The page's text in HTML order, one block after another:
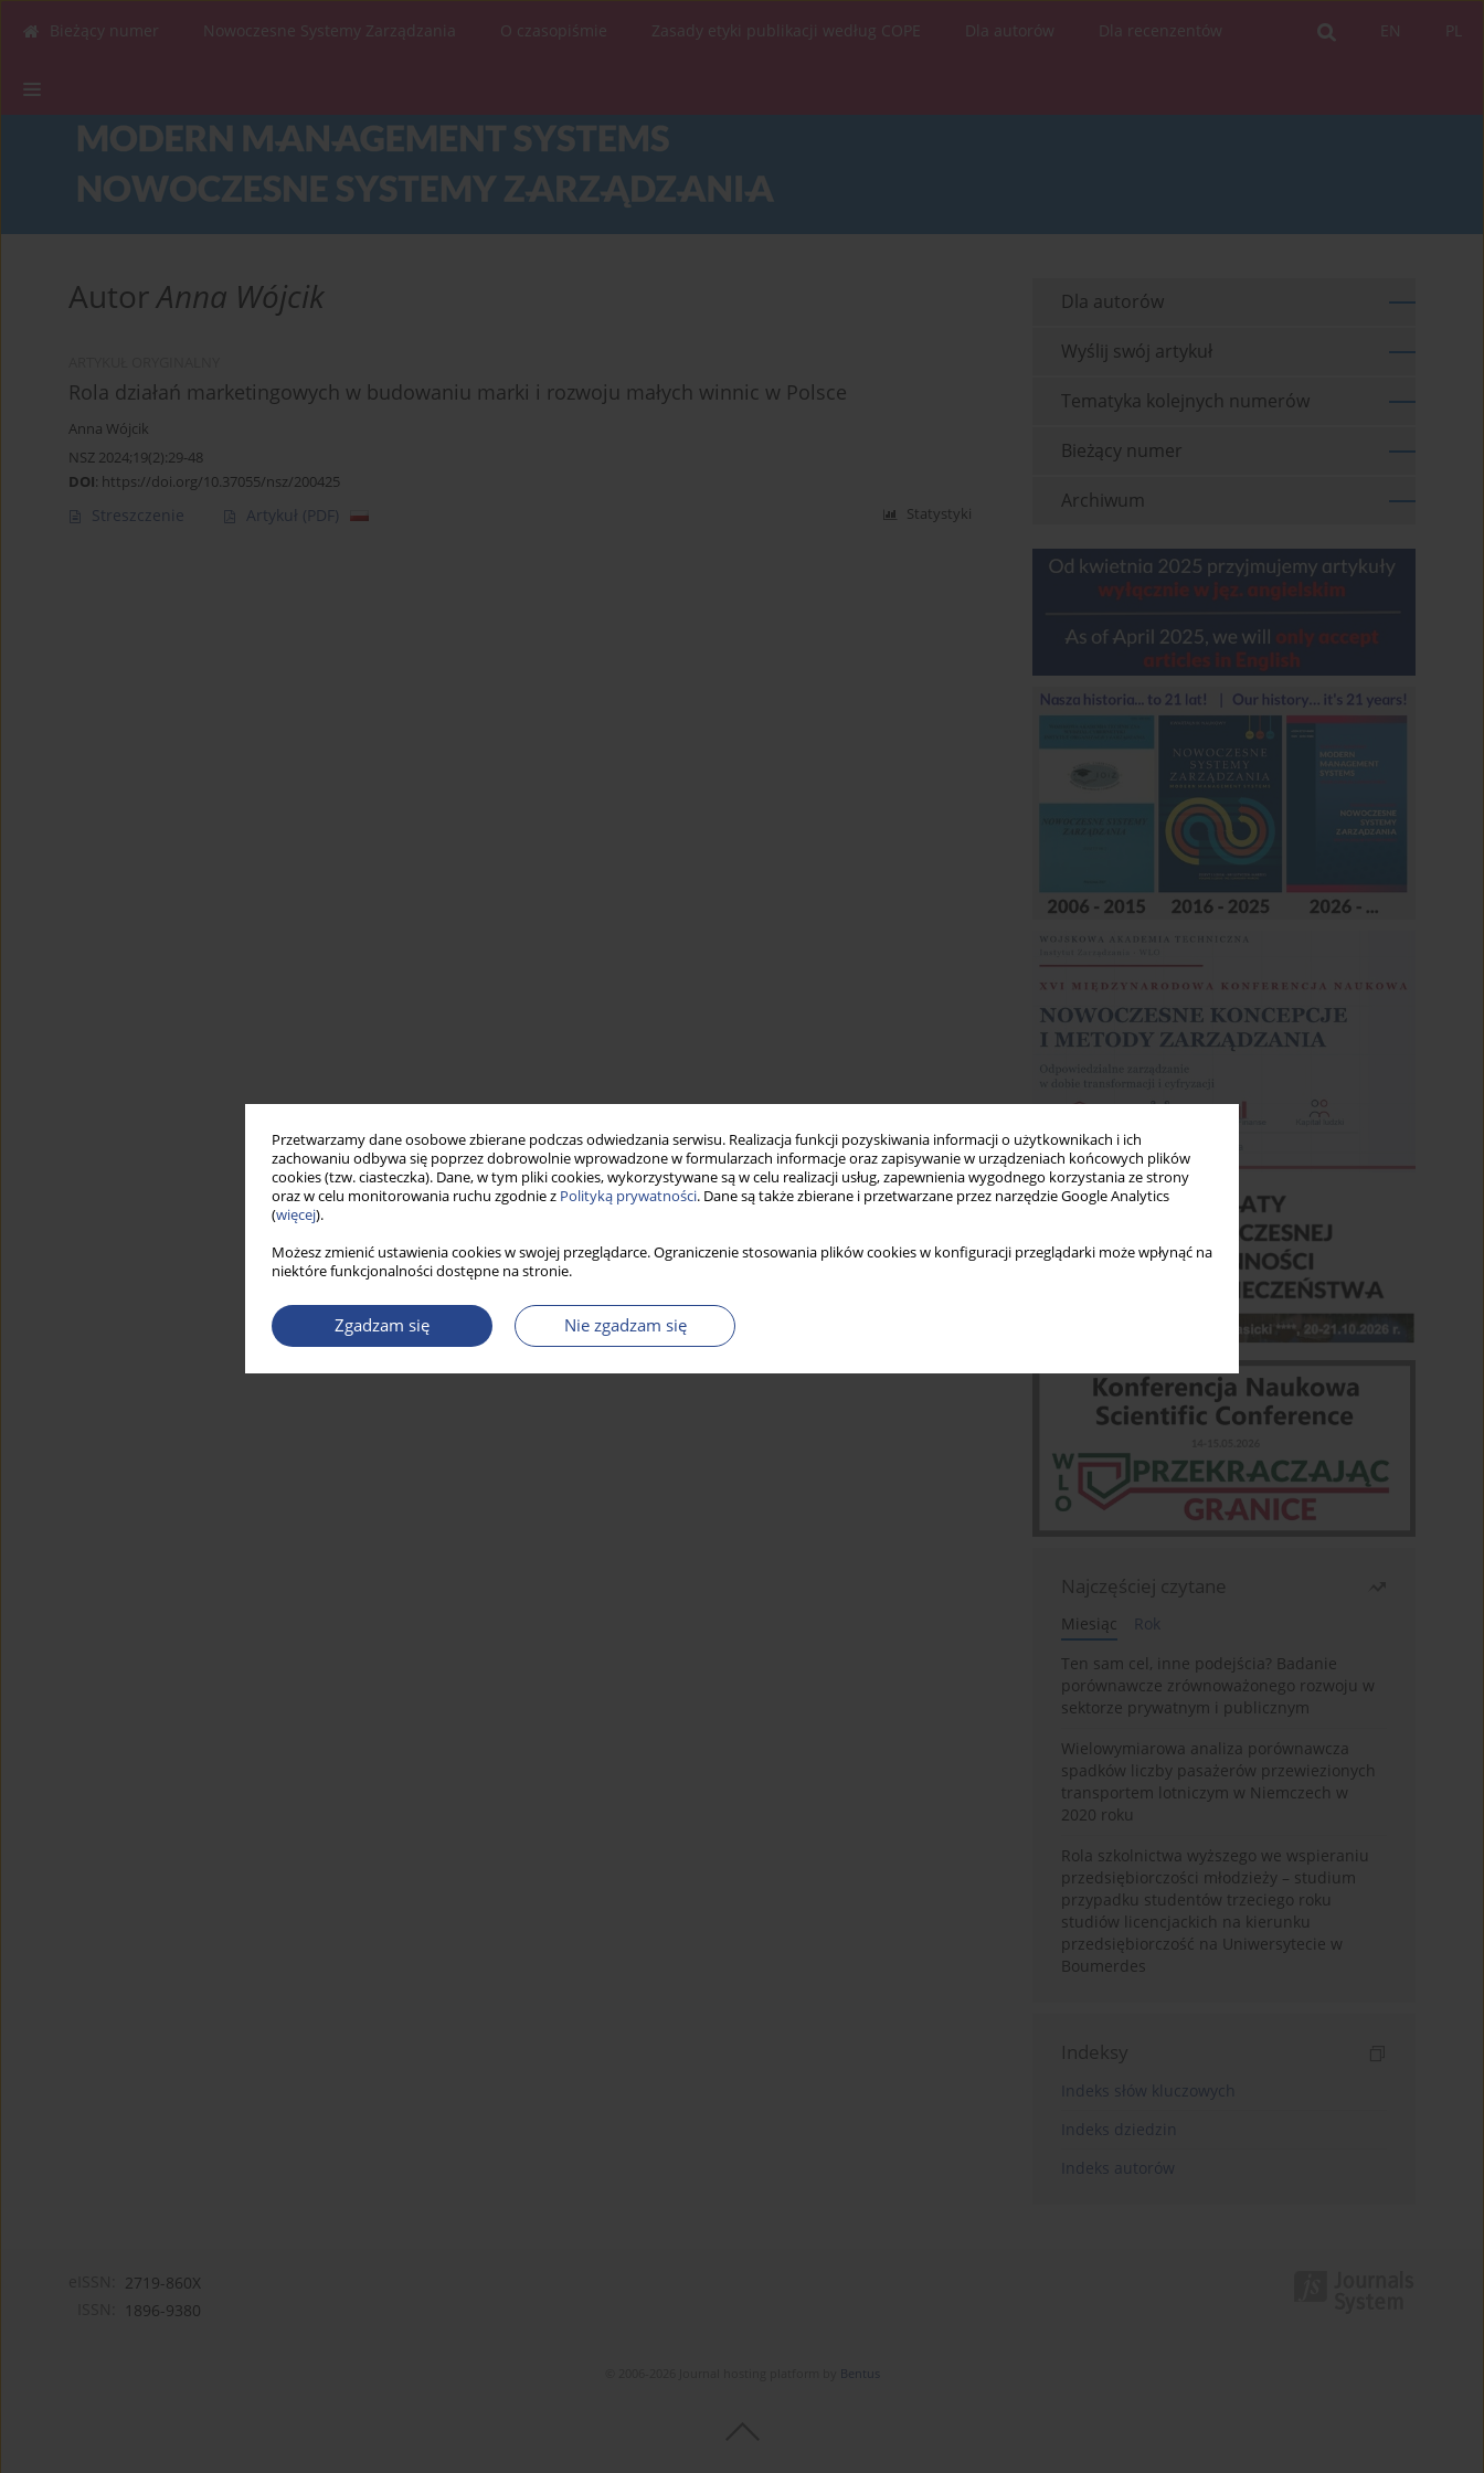
Przetwarzamy dane osobowe zbierane podczas odwiedzania serwisu. Realizacja funkcji pozyskiwania informacji o użytkownikach i ich
zachowaniu odbywa się poprzez dobrowolnie wprowadzone w formularzach informacje oraz zapisywanie w urządzeniach końcowych plików
cookies (tzw. ciasteczka). Dane, w tym pliki cookies, wykorzystywane są w celu realizacji usług, zapewnienia wygodnego korzystania ze strony
oraz w celu monitorowania ruchu zgodnie z Polityką prywatności. Dane są także zbierane i przetwarzane przez narzędzie Google Analytics
(więcej).
Możesz zmienić ustawienia cookies w swojej przeglądarce. Ograniczenie stosowania plików cookies w konfiguracji przeglądarki może wpłynąć na
niektóre funkcjonalności dostępne na stronie.
Zgadzam się Nie zgadzam się
PL
EN
Bieżący numer Nowoczesne Systemy Zarządzania O czasopiśmie Zasady etyki publikacji według COPE Dla autorów Dla recenzentów
AutorAnna Wójcik
Rola działań marketingowych w budowaniu marki i rozwoju małych winnic w Polsce
Anna Wójcik
NSZ 2024;19(2):29-48
DOI: https://doi.org/10.37055/nsz/200425
Streszczenie Artykuł (PDF) Statystyki
Dla autorów
Wyślij swój artykuł
Tematyka kolejnych numerów
Bieżący numer
Archiwum
Najczęściej czytane
Miesiąc
Rok
Ten sam cel, inne podejścia? Badanie
porównawcze zrównoważonego rozwoju w
sektorze prywatnym i publicznym
Wielowymiarowa analiza porównawcza
spadków liczby pasażerów przewiezionych
transportem lotniczym w Niemczech w
2020 roku
Rola szkolnictwa wyższego we wspieraniu
przedsiębiorczości młodzieży – studium
przypadku studentów trzeciego roku
studiów licencjackich na kierunku
przedsiębiorczość na Uniwersytecie w
Boumerdes
Indeksy
Indeks słów kluczowych
Indeks dziedzin
Indeks autorów
2719-860X
1896-9380
Bentus